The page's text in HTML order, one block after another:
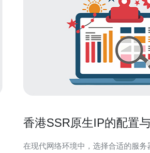
香港SSR原生IP的配置
在现代网络环境中，选择合适的服务